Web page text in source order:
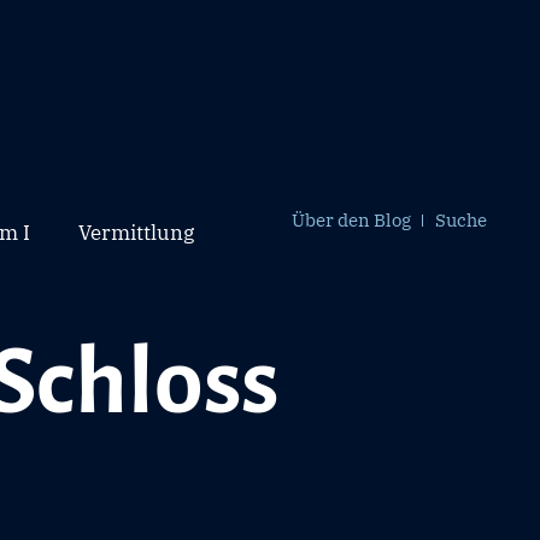
I Vermittlung Über den Blog Suche